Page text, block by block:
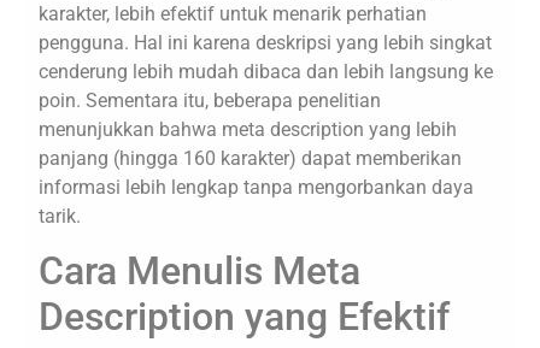
karakter, lebih efektif untuk menarik perhatian
pengguna. Hal ini karena deskripsi yang lebih singkat
cenderung lebih mudah dibaca dan lebih langsung ke
poin. Sementara itu, beberapa penelitian
menunjukkan bahwa meta description yang lebih
panjang (hingga 160 karakter) dapat memberikan
informasi lebih lengkap tanpa mengorbankan daya
tarik.
Cara Menulis Meta
Description yang Efektif